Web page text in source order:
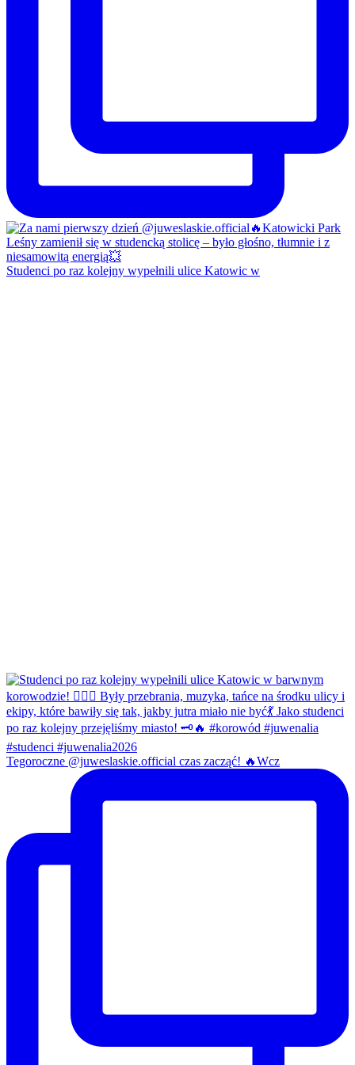
Studenci po raz kolejny wypełnili ulice Katowic w
Tegoroczne @juweslaskie.official czas zacząć! 🔥Wcz